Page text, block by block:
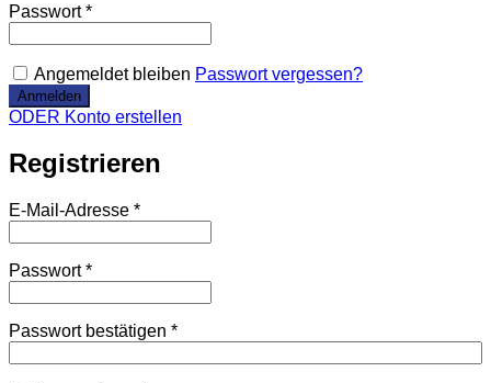
Passwort*
Angemeldet bleiben Passwort vergessen?
ODER Konto erstellen
Registrieren
E-Mail-Adresse *
Passwort*
Passwort bestätigen *